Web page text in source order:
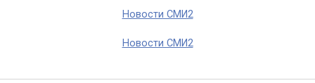
Новости СМИ2
Новости СМИ2